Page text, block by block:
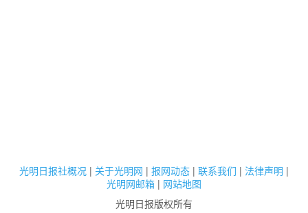
光明日报社概况 | 关于光明网 | 报网动态 | 联系我们 | 法律声明 |
光明网邮箱 | 网站地图
光明日报版权所有